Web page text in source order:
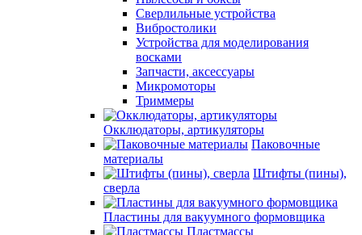
Сверлильные устройства
Вибростолики
Устройства для моделирования
восками
Запчасти, аксессуары
Микромоторы
Триммеры
Окклюдаторы, артикуляторы
Паковочные
материалы
Штифты (пины),
сверла
Пластины для вакуумного формовщика
Пластмассы